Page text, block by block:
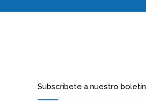
Subscribete a nuestro boletín